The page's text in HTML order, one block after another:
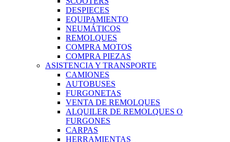
DESPIECES
EQUIPAMIENTO
NEUMÁTICOS
REMOLQUES
COMPRA MOTOS
COMPRA PIEZAS
ASISTENCIA Y TRANSPORTE
CAMIONES
AUTOBUSES
FURGONETAS
VENTA DE REMOLQUES
ALQUILER DE REMOLQUES O
FURGONES
CARPAS
HERRAMIENTAS